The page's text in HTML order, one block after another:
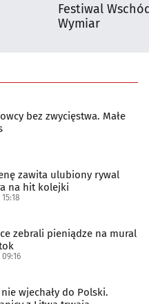
Festiwal
Wymiar
bez zwycięstwa. Małe
zawita ulubiony rywal
na hit kolejki
zebrali pieniądze na mural
wjechały do Polski.